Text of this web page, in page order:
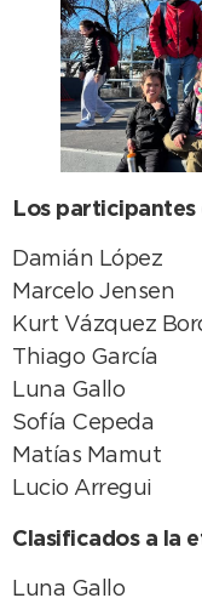
Los
Damián López
Marcelo Jensen
Kurt Vázquez
Thiago García
Luna Gallo
Sofía Cepeda
Matías Mamut
Lucio Arregui
Clasificados a la
Luna Gallo